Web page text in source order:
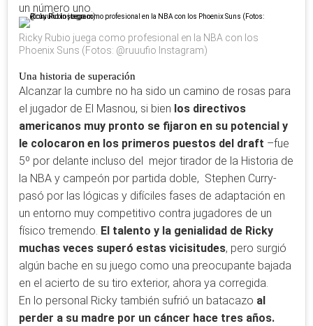
un número uno.
Ricky Rubio juega como profesional en la NBA con los
Phoenix Suns (Fotos: @ruuufio Instagram)
Una historia de superación
Alcanzar la cumbre no ha sido un camino de rosas para
el jugador de El Masnou, si bien los directivos
americanos muy pronto se fijaron en su potencial y
le colocaron en los primeros puestos del draft –fue
5º por delante incluso del mejor tirador de la Historia de
la NBA y campeón por partida doble, Stephen Curry-
pasó por las lógicas y difíciles fases de adaptación en
un entorno muy competitivo contra jugadores de un
físico tremendo. El talento y la genialidad de Ricky
muchas veces superó estas vicisitudes, pero surgió
algún bache en su juego como una preocupante bajada
en el acierto de su tiro exterior, ahora ya corregida.
En lo personal Ricky también sufrió un batacazo al
perder a su madre por un cáncer hace tres años.